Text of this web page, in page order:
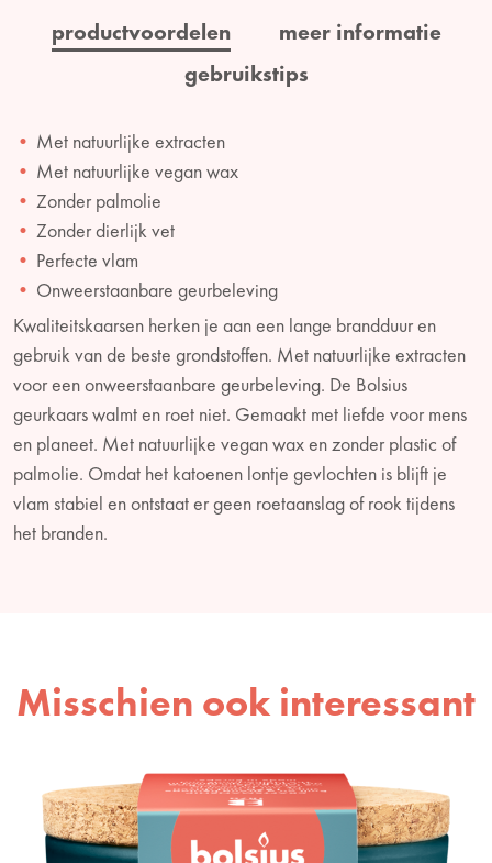
productvoordelen
meer informatie
gebruikstips
Met natuurlijke extracten
Met natuurlijke vegan wax
Zonder palmolie
Zonder dierlijk vet
Perfecte vlam
Onweerstaanbare geurbeleving
Kwaliteitskaarsen herken je aan een lange brandduur en
gebruik van de beste grondstoffen. Met natuurlijke extracten
voor een onweerstaanbare geurbeleving. De Bolsius
geurkaars walmt en roet niet. Gemaakt met liefde voor mens
en planeet. Met natuurlijke vegan wax en zonder plastic of
palmolie. Omdat het katoenen lontje gevlochten is blijft je
vlam stabiel en ontstaat er geen roetaanslag of rook tijdens
het branden.
Misschien ook interessant